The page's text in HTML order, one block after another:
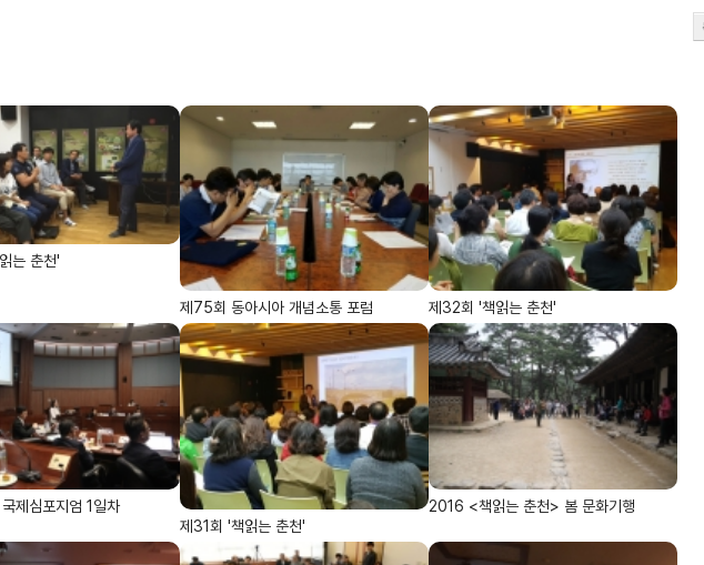
는 춘천'
제75회 동아시아 개념소통 포럼 제32회 '책읽는 춘천'
제심포지엄 1일차
제31회 '책읽는 춘천'
2016 <책읽는 춘천> 봄 문화기행